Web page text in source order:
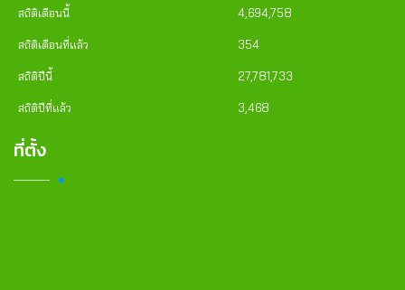
สถิติเดือนนี้ 4,694,758
สถิติเดือนที่แล้ว 354
สถิติปีนี้ 27,781,733
สถิติปีที่แล้ว 3,468
ที่ตั้ง